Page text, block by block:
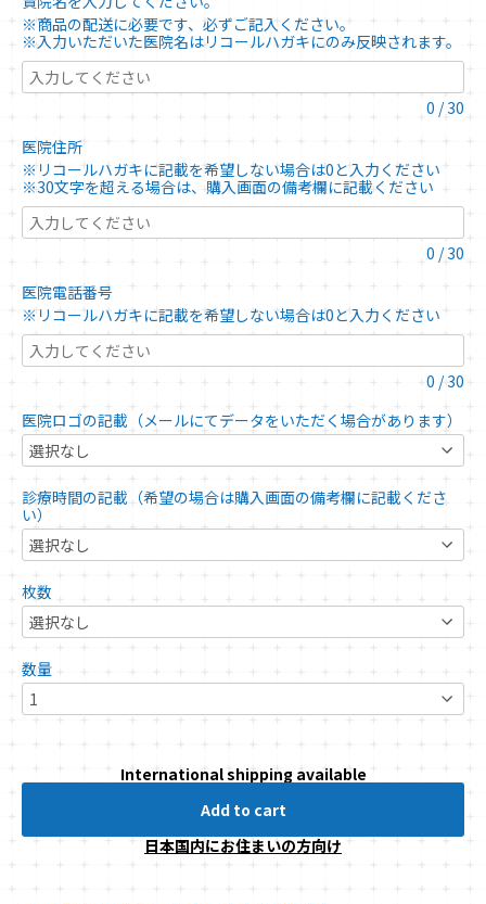
※商品の配送に必要です、必ずご記入ください。
※入力いただいた医院名はリコールハガキにのみ反映されます。
0 /30
医院住所
※リコールハガキに記載を希望しない場合は0と入力ください
※30文字を超える場合は、購入画面の備考欄に記載ください
0 /30
医院電話番号
※リコールハガキに記載を希望しない場合は0と入力ください
0 /30
医院ロゴの記載（メールにてデータをいただく場合があります）
診療時間の記載（希望の場合は購入画面の備考欄に記載くださ
い）
枚数
数量
International shipping available
Add to cart
日本国内にお住まいの方向け